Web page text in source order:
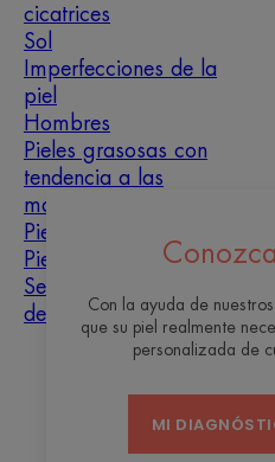
Con la ayuda de
que su piel realmente
personalizada de
MI
cicatrices
Sol
Imperfecciones de la
piel
Hombres
Pieles grasosas con
tendencia a las
manchas
Pieles mixtas
Pieles secas
Sequedad y
deshidratación
Contacto